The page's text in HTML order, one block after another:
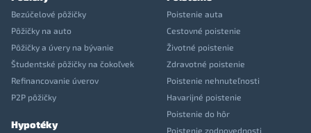
Bezúčelové pôžičky
Pôžičky na auto
Pôžičky a úvery na bývanie
Študentské pôžičky na čokoľvek
Refinancovanie úverov
P2P pôžičky
Hypotéky
Poistenie auta
Cestovné poistenie
Životné poistenie
Zdravotné poistenie
Poistenie nehnuteľnosti
Havarijné poistenie
Poistenie do hôr
Poistenie zodpovednosti